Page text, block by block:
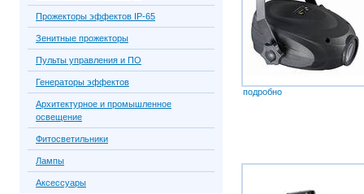
подробно
Прожекторы эффектов IP-65
Зенитные прожекторы
Пульты управления и ПО
Генераторы эффектов
Архитектурное и промышленное
освещение
Фитосветильники
Лампы
Аксессуары